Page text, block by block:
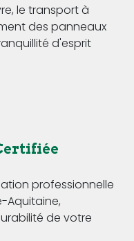
le transport à
des panneaux
d'esprit
professionnelle
Aquitaine,
de votre